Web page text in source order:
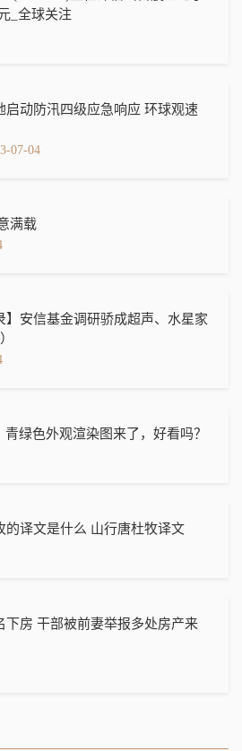
_全球关注
启动防汛四级应急响应 环球观速
07-04
满载
】安信基金调研骄成超声、水星家
绿色外观渲染图来了，好看吗？
的译文是什么 山行唐杜牧译文
下房 干部被前妻举报多处房产来